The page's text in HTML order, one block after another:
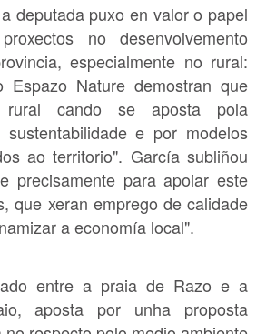
deputada puxo en valor o papel
no desenvolvemento
especialmente no rural:
Espazo Nature demostran que
cando se aposta pola
sustentabilidade e por modelos
ao territorio". García subliñou
precisamente para apoiar este
que xeran emprego de calidade
a economía local".
entre a praia de Razo e a
aposta por unha proposta